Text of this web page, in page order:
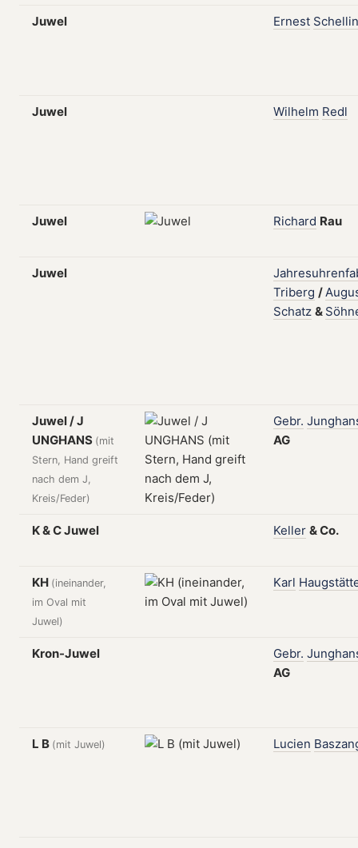
Juwel Ernest
Juwel Wilhelm Redl
Juwel Richard Rau
Juwel
Triberg /
Schatz &
Juwel / J
UNGHANS (mit
Stern, Hand greift
nach dem J,
Kreis/Feder)
Gebr.
AG
K & C Juwel Keller &Co.
KH (ineinander,
im Oval mit
Juwel)
Karl
Kron-Juwel Gebr.
AG
L B (mit Juwel) Lucien